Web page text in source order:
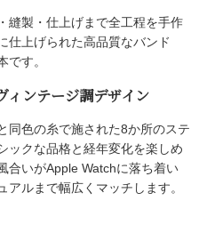
縫製・仕上げまで全工程を手作
仕上げられた高品質なバンド
です。
ンテージ調デザイン
同色の糸で施された8か所のステ
ックな品格と経年変化を楽しめ
合いがApple Watchに落ち着い
ルまで幅広くマッチします。